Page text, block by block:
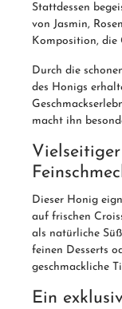
Stattdessen
von Jasmin,
Komposition, die
Durch die
des Honigs
macht ihn
Dieser Honig
auf frischen
als natürliche
feinen Desserts
geschmackliche
Ein